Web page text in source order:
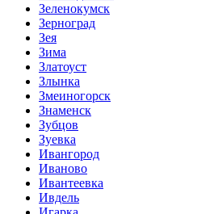
Зеленокумск
Зерноград
Зея
Зима
Златоуст
Злынка
Змеиногорск
Знаменск
Зубцов
Зуевка
Ивангород
Иваново
Ивантеевка
Ивдель